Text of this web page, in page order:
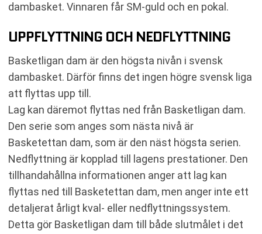
dambasket. Vinnaren får SM-guld och en pokal.
UPPFLYTTNING OCH NEDFLYTTNING
Basketligan dam är den högsta nivån i svensk
dambasket. Därför finns det ingen högre svensk liga
att flyttas upp till.
Lag kan däremot flyttas ned från Basketligan dam.
Den serie som anges som nästa nivå är
Basketettan dam, som är den näst högsta serien.
Nedflyttning är kopplad till lagens prestationer. Den
tillhandahållna informationen anger att lag kan
flyttas ned till Basketettan dam, men anger inte ett
detaljerat årligt kval- eller nedflyttningssystem.
Detta gör Basketligan dam till både slutmålet i det